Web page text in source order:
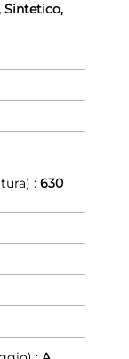
Sintetico,
: 630